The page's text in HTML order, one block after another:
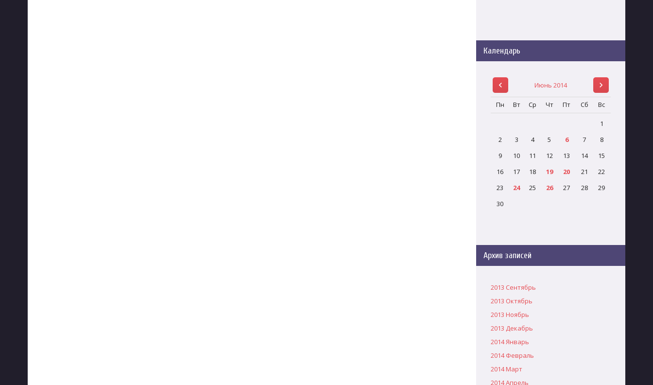
Календарь
Июнь 2014
Пн Вт Ср Чт Пт Сб Вс
1
2
3 4 5 6 7
8
9
10 11 12 13 14
15
16
17 18 19 20 21
22
23
24 25 26 27 28
29
30
Архив записей
2013 Сентябрь
2013 Октябрь
2013 Ноябрь
2013 Декабрь
2014 Январь
2014 Февраль
2014 Март
2014 Апрель